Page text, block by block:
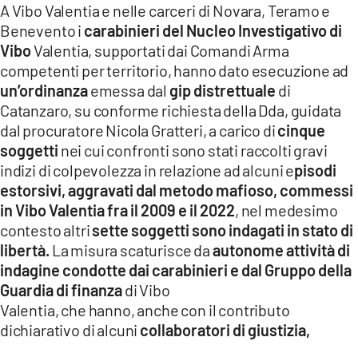
ANDROID
APPLE
A Vibo Valentia e nelle carceri di Novara, Teramo e
Benevento i carabinieri del Nucleo Investigativo di
ViboValentia, supportati dai Comandi Arma
competenti per territorio, hanno dato esecuzione ad
un’ordinanzaemessa dal gip distrettuale di
Catanzaro, su conforme richiesta della Dda, guidata
dal procuratore Nicola Gratteri, a carico dicinque
soggetti nei cui confronti sono stati raccolti gravi
indizi di colpevolezza in relazione ad alcuni episodi
estorsivi, aggravati dal metodo mafioso, commessi
in Vibo Valentia fra il 2009 e il 2022, nel medesimo
contesto altrisette soggetti sono indagati in stato di
libertà. La misura scaturisce daautonome attività di
indagine condotte dai carabinieri e dal Gruppo della
Guardia di finanzadi Vibo
Valentia, che hanno, anche con il contributo
dichiarativo di alcuni collaboratori di giustizia,